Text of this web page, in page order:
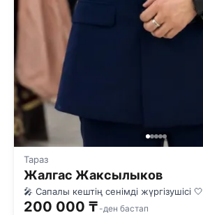
Тараз
Жалгас Жаксылыков
🎤 Сапалы кештің сенімді жүргізушісі 🤍
200 000 ₸ -ден бастап